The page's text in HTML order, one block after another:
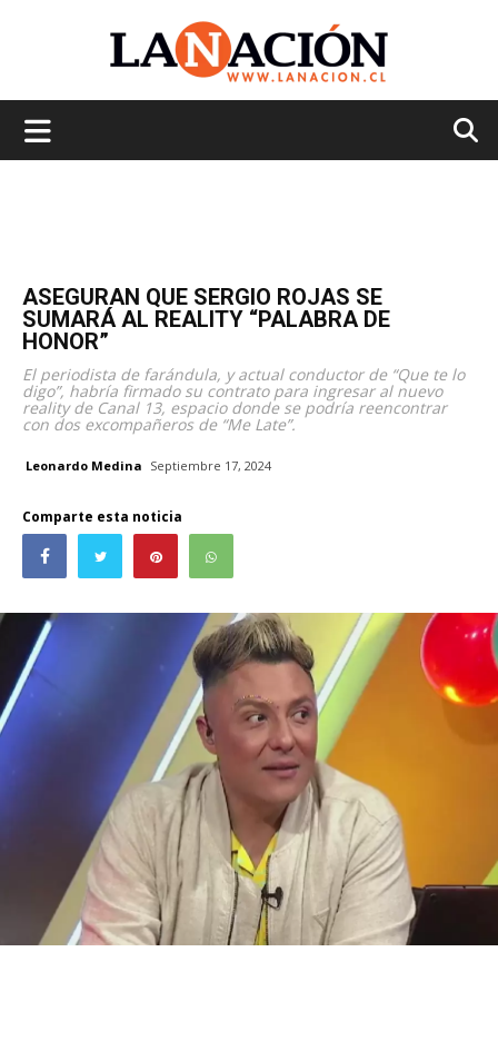
ASEGURAN QUE SERGIO ROJAS SE
SUMARÁ AL REALITY “PALABRA DE
HONOR”
El periodista de farándula, y actual conductor de “Que te lo
digo”, habría firmado su contrato para ingresar al nuevo
reality de Canal 13, espacio donde se podría reencontrar
con dos excompañeros de “Me Late”.
Leonardo Medina Septiembre 17, 2024
Comparte esta noticia